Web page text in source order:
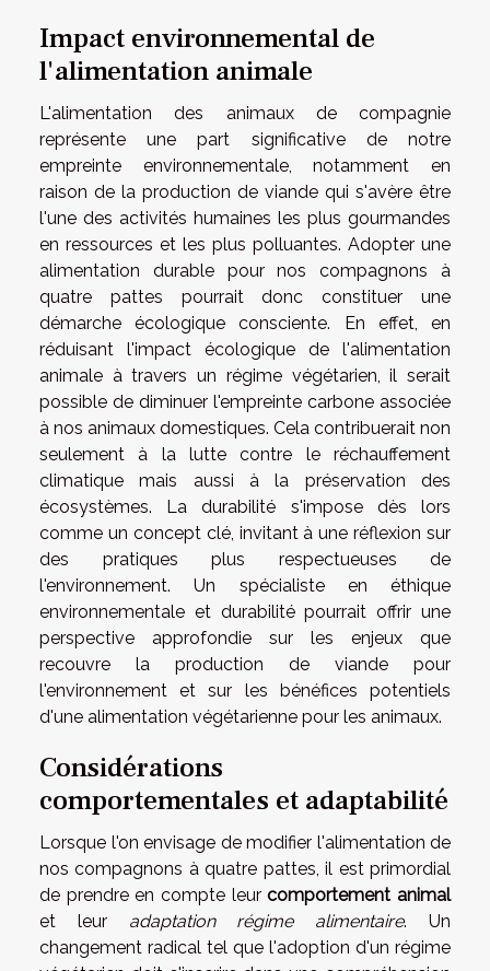
Impact environnemental de
l'alimentation animale
L'alimentation des animaux de compagnie
représente une part significative de notre
empreinte environnementale, notamment en
raison de la production de viande qui s'avère être
l'une des activités humaines les plus gourmandes
en ressources et les plus polluantes. Adopter une
alimentation durable pour nos compagnons à
quatre pattes pourrait donc constituer une
démarche écologique consciente. En effet, en
réduisant l'impact écologique de l'alimentation
animale à travers un régime végétarien, il serait
possible de diminuer l'empreinte carbone associée
à nos animaux domestiques. Cela contribuerait non
seulement à la lutte contre le réchauffement
climatique mais aussi à la préservation des
écosystèmes. La durabilité s'impose dès lors
comme un concept clé, invitant à une réflexion sur
des pratiques plus respectueuses de
l'environnement. Un spécialiste en éthique
environnementale et durabilité pourrait offrir une
perspective approfondie sur les enjeux que
recouvre la production de viande pour
l'environnement et sur les bénéfices potentiels
d'une alimentation végétarienne pour les animaux.
Considérations
comportementales et adaptabilité
Lorsque l'on envisage de modifier l'alimentation de
nos compagnons à quatre pattes, il est primordial
de prendre en compte leurcomportement animal
et leur adaptation régime alimentaire. Un
changement radical tel que l'adoption d'un régime